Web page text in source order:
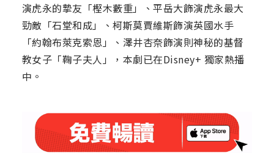
演虎永的摯友「樫木藪重」、平岳大飾演虎永最大
勁敵「石堂和成」、柯斯莫賈維斯飾演英國水手
「約翰布萊克索恩」、澤井杏奈飾演則神秘的基督
教女子「鞠子夫人」，本劇已在Disney+ 獨家熱播
中。